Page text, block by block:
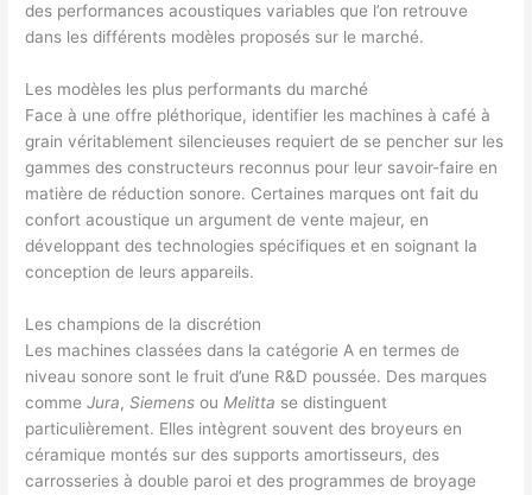
des performances acoustiques variables que l’on retrouve
dans les différents modèles proposés sur le marché.
Les modèles les plus performants du marché
Face à une offre pléthorique, identifier les machines à café à
grain véritablement silencieuses requiert de se pencher sur les
gammes des constructeurs reconnus pour leur savoir-faire en
matière de réduction sonore. Certaines marques ont fait du
confort acoustique un argument de vente majeur, en
développant des technologies spécifiques et en soignant la
conception de leurs appareils.
Les champions de la discrétion
Les machines classées dans la catégorie A en termes de
niveau sonore sont le fruit d’une R&D poussée. Des marques
commeJura,Siemens ou Melitta se distinguent
particulièrement. Elles intègrent souvent des broyeurs en
céramique montés sur des supports amortisseurs, des
carrosseries à double paroi et des programmes de broyage